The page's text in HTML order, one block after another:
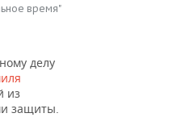
время"
делу
из
защиты.